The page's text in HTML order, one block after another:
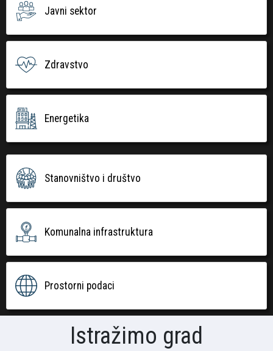
Javni sektor
Zdravstvo
Energetika
Stanovništvo i društvo
Komunalna infrastruktura
Prostorni podaci
Istražimo grad